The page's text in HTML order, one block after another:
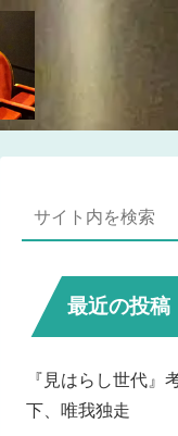
最近の投稿
『見はらし世代』
下、唯我独走